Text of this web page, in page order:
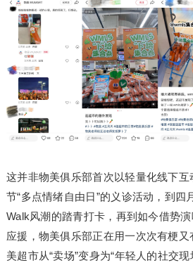
这并非物美俱乐部首次以轻量化线下
节“多点情绪自由日”的义诊活动，到四
Walk风潮的踏青打卡，再到如今借势
应援，物美俱乐部正在用一次次有梗
美超市从“卖场”变身为“年轻人的社交现